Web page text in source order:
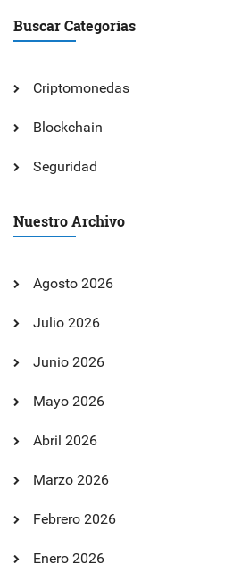
Buscar Categorías
Criptomonedas
Blockchain
Seguridad
Nuestro Archivo
Agosto 2026
Julio 2026
Junio 2026
Mayo 2026
Abril 2026
Marzo 2026
Febrero 2026
Enero 2026